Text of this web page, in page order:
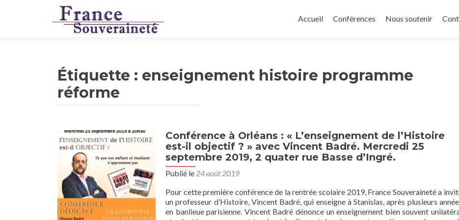
au
Accueil Conférences Nous soutenir
Étiquette : enseignement histoire programme
réforme
Conférence à Orléans : « L’enseignement de l’Histoire
est-il objectif ? » avec Vincent Badré. Mercredi 25
septembre 2019, 2 quater rue Basse d’Ingré.
Publié le 24 août 2019
Pour cette première conférence de la rentrée scolaire 2019, France Souveraineté a
un professeur d’Histoire, Vincent Badré, qui enseigne à Stanislas, après plusieurs
en banlieue parisienne. Vincent Badré dénonce un enseignement bien souvent